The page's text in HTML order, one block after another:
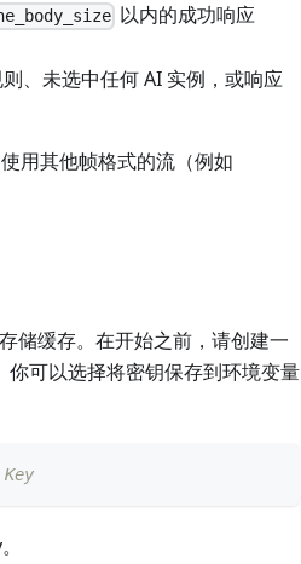
以内的成功响应
、未选中任何 AI 实例，或响应
用其他帧格式的流（例如
储缓存。在开始之前，请创建一
你可以选择将密钥保存到环境变量